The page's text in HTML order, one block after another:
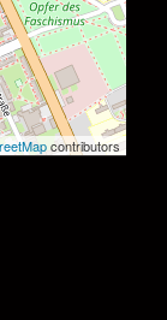
contributors